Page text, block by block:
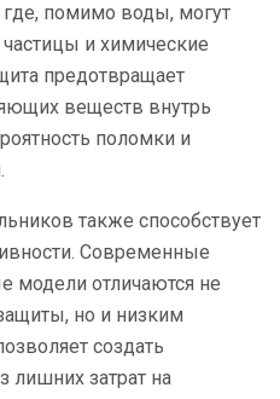
помимо воды, могут
и химические
предотвращает
веществ внутрь
поломки и
также способствует
Современные
модели отличаются не
но и низким
создать
лишних затрат на